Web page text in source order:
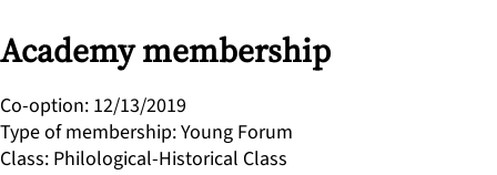
Academy membership
Co-option: 12/13/2019
Type of membership:Young Forum
Class: Philological-Historical Class